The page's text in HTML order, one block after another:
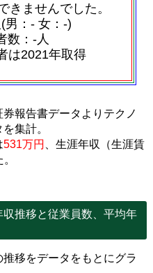
きませんでした。
：‐ 女：‐)
数：‐人
は2021年取得
券報告書データよりテクノ
集計。
531万円
、生涯年収（生涯賃
推移と従業員数、平均年
移をデータをもとにグラ